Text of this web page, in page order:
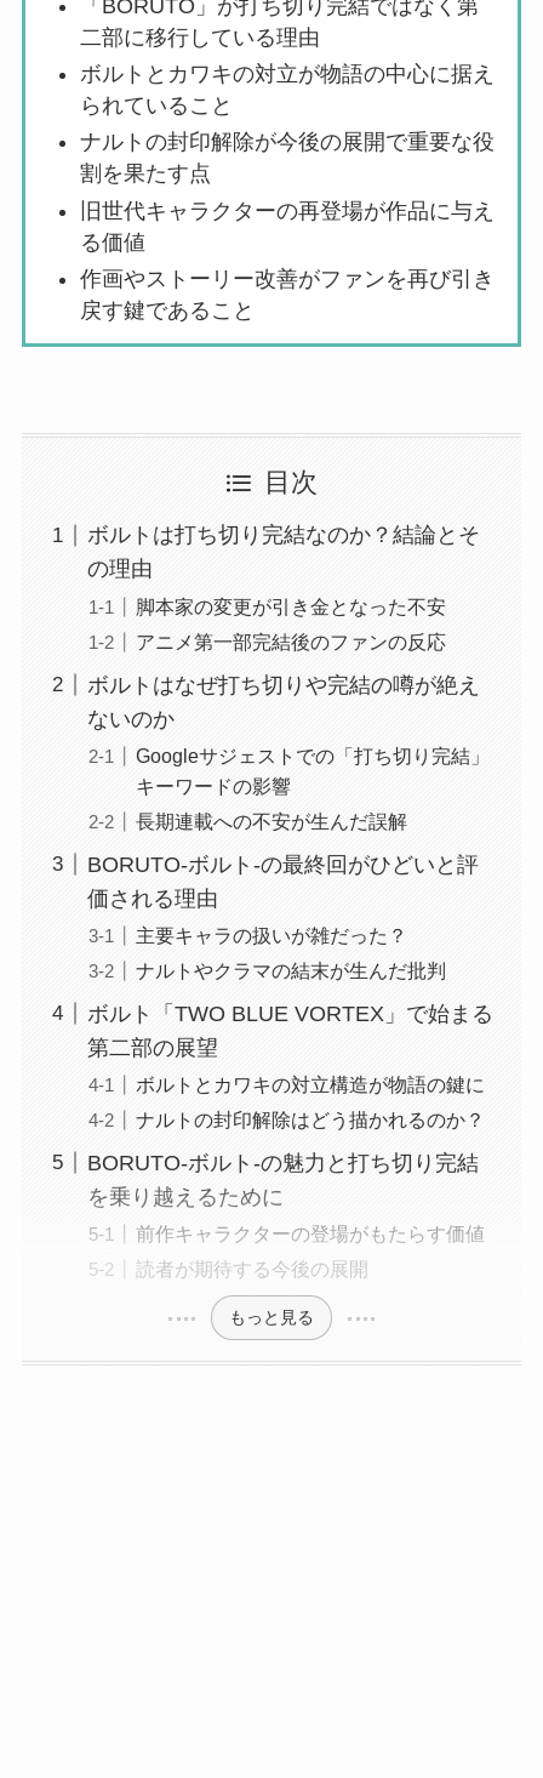
「BORUTO」が打ち切り完結ではなく第
二部に移行している理由
ボルトとカワキの対立が物語の中心に据え
られていること
ナルトの封印解除が今後の展開で重要な役
割を果たす点
旧世代キャラクターの再登場が作品に与え
る価値
作画やストーリー改善がファンを再び引き
戻す鍵であること
目次
ボルトは打ち切り完結なのか？結論とそ
の理由
脚本家の変更が引き金となった不安
アニメ第一部完結後のファンの反応
ボルトはなぜ打ち切りや完結の噂が絶え
ないのか
Googleサジェストでの「打ち切り完結」
キーワードの影響
長期連載への不安が生んだ誤解
BORUTO-ボルト-の最終回がひどいと評
価される理由
主要キャラの扱いが雑だった？
ナルトやクラマの結末が生んだ批判
ボルト「TWO BLUE VORTEX」で始まる
第二部の展望
ボルトとカワキの対立構造が物語の鍵に
ナルトの封印解除はどう描かれるのか？
BORUTO-ボルト-の魅力と打ち切り完結
を乗り越えるために
前作キャラクターの登場がもたらす価値
読者が期待する今後の展開
もっと見る